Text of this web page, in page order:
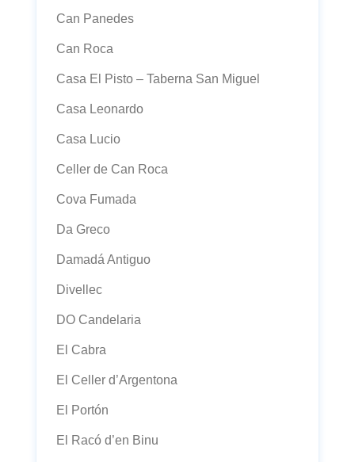
Can Panedes
Can Roca
Casa El Pisto – Taberna San Miguel
Casa Leonardo
Casa Lucio
Celler de Can Roca
Cova Fumada
Da Greco
Damadá Antiguo
Divellec
DO Candelaria
El Cabra
El Celler d’Argentona
El Portón
El Racó d’en Binu